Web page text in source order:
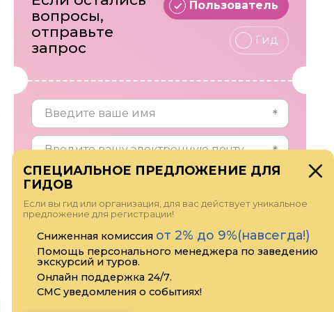
вопросы,
отправьте
запрос
Пользователь
Гид
Прикрепить файл
СПЕЦИАЛЬНОЕ ПРЕДЛОЖЕНИЕ ДЛЯ
ГИДОВ
Если вы гид или организация, для вас действует уникальное
предложение для регистрации!
Сниженная комиссия от 2% до 9%(навсегда!)
Помощь персонального менеджера по заведению
экскурсий и туров.
Онлайн поддержка 24/7.
СМС уведомления о событиях!